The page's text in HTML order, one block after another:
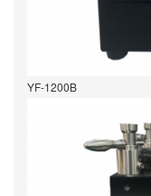
YF-1200B